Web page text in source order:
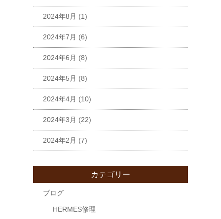
2024年8月 (1)
2024年7月 (6)
2024年6月 (8)
2024年5月 (8)
2024年4月 (10)
2024年3月 (22)
2024年2月 (7)
カテゴリー
ブログ
HERMES修理